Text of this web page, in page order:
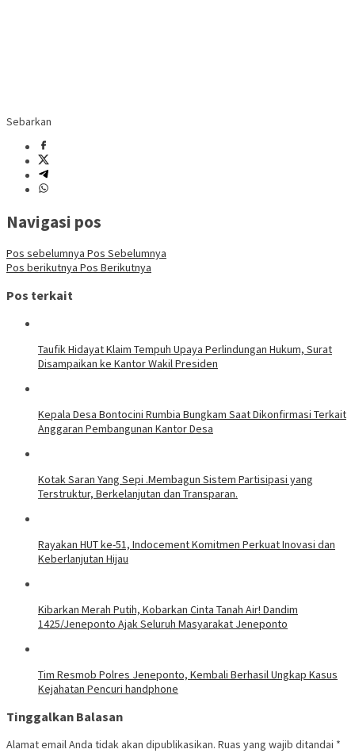
Sebarkan
Navigasi pos
Pos sebelumnya Pos Sebelumnya
Pos berikutnya Pos Berikutnya
Pos terkait
Taufik Hidayat Klaim Tempuh Upaya Perlindungan Hukum, Surat
Disampaikan ke Kantor Wakil Presiden
Kepala Desa Bontocini Rumbia Bungkam Saat Dikonfirmasi Terkait
Anggaran Pembangunan Kantor Desa
Kotak Saran Yang Sepi .Membagun Sistem Partisipasi yang
Terstruktur, Berkelanjutan dan Transparan.
Rayakan HUT ke-51, Indocement Komitmen Perkuat Inovasi dan
Keberlanjutan Hijau
Kibarkan Merah Putih, Kobarkan Cinta Tanah Air! Dandim
1425/Jeneponto Ajak Seluruh Masyarakat Jeneponto
Tim Resmob Polres Jeneponto, Kembali Berhasil Ungkap Kasus
Kejahatan Pencuri handphone
Tinggalkan Balasan
Alamat email Anda tidak akan dipublikasikan. Ruas yang wajib ditandai *